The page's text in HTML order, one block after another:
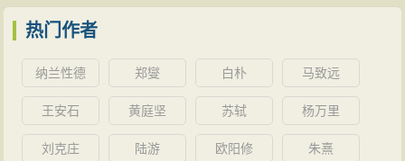
年七十五岁。世宗闻讯后，辍朝一日，赐麻布五十匹，
赠太傅，谥号文恪。
嘉靖四年（1525年）正月初一，葬于洞庭东山
之原。
热门作者
纳兰性德 郑燮 白朴 马致远
王安石 黄庭坚 苏轼 杨万里
刘克庄 陆游 欧阳修 朱熹